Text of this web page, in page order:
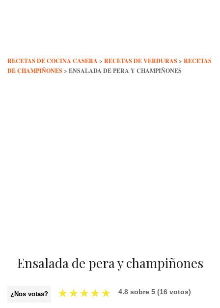
RECETAS DE COCINA CASERA > RECETAS DE VERDURAS > RECETAS
DE CHAMPIÑONES > ENSALADA DE PERA Y CHAMPIÑONES
Ensalada de pera y champiñones
¿Nos votas? ★★★★★ 4.8 sobre 5 (16 votos)